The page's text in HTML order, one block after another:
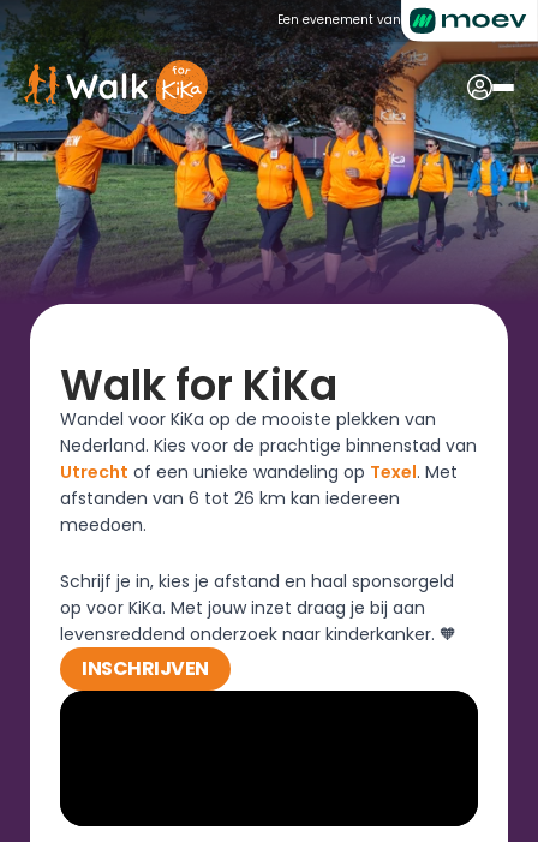
Een evenement van
Walk for KiKa
Wandel voor KiKa op de mooiste plekken van
Utrecht of een unieke wandeling op Texel. Met
afstanden van 6 tot 26 km kan iedereen
meedoen.
Schrijf je in, kies je afstand en haal sponsorgeld
op voor KiKa. Met jouw inzet draag je bij aan
levensreddend onderzoek naar kinderkanker. 🧡
INSCHRIJVEN